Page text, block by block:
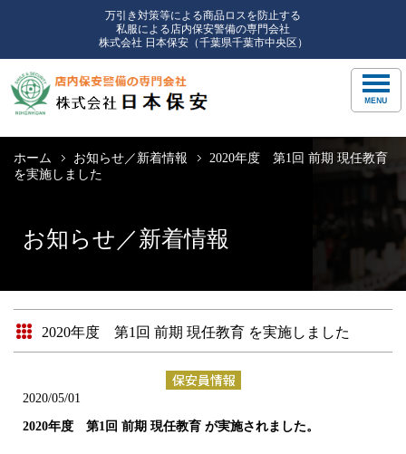
万引き対策等による商品ロスを防止する
私服による店内保安警備の専門会社
株式会社 日本保安（千葉県千葉市中央区）
ホーム お知らせ／新着情報
2020年度 第1回 前期 現任教育
を実施しました
お知らせ／新着情報
2020年度 第1回 前期 現任教育 を実施しました
2020/05/01
2020年度 第1回 前期 現任教育 が実施されました。